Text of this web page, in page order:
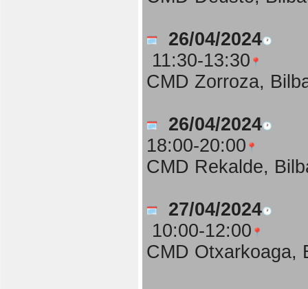
26/04/2024
11:30-13:30
CMD Zorroza,
26/04/2024
18:00-20:00
CMD Rekalde,
27/04/2024
10:00-12:00
CMD Otxarkoaga,